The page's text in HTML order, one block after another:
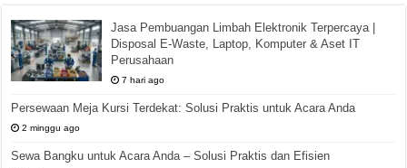
Jasa Pembuangan Limbah Elektronik Terpercaya |
Disposal E-Waste, Laptop, Komputer & Aset IT
Perusahaan
7 hari ago
Persewaan Meja Kursi Terdekat: Solusi Praktis untuk Acara Anda
2 minggu ago
Sewa Bangku untuk Acara Anda – Solusi Praktis dan Efisien